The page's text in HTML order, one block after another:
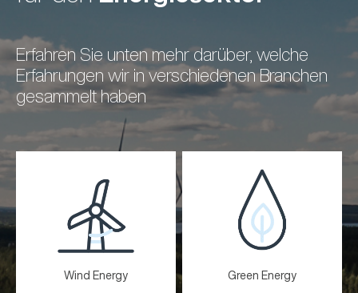
Erfahren Sie unten mehr darüber, welche
Erfahrungen wir in verschiedenen Branchen
gesammelt haben
Wind Energy Green Energy